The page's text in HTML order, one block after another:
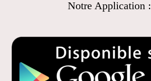
Notre Application :